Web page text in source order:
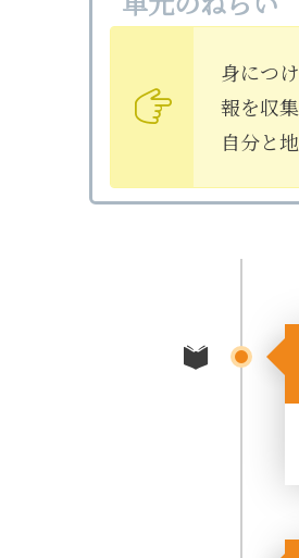
身につ
報を収
自分と